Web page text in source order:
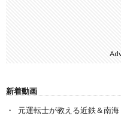
新着動画
元運転士が教える近鉄＆南